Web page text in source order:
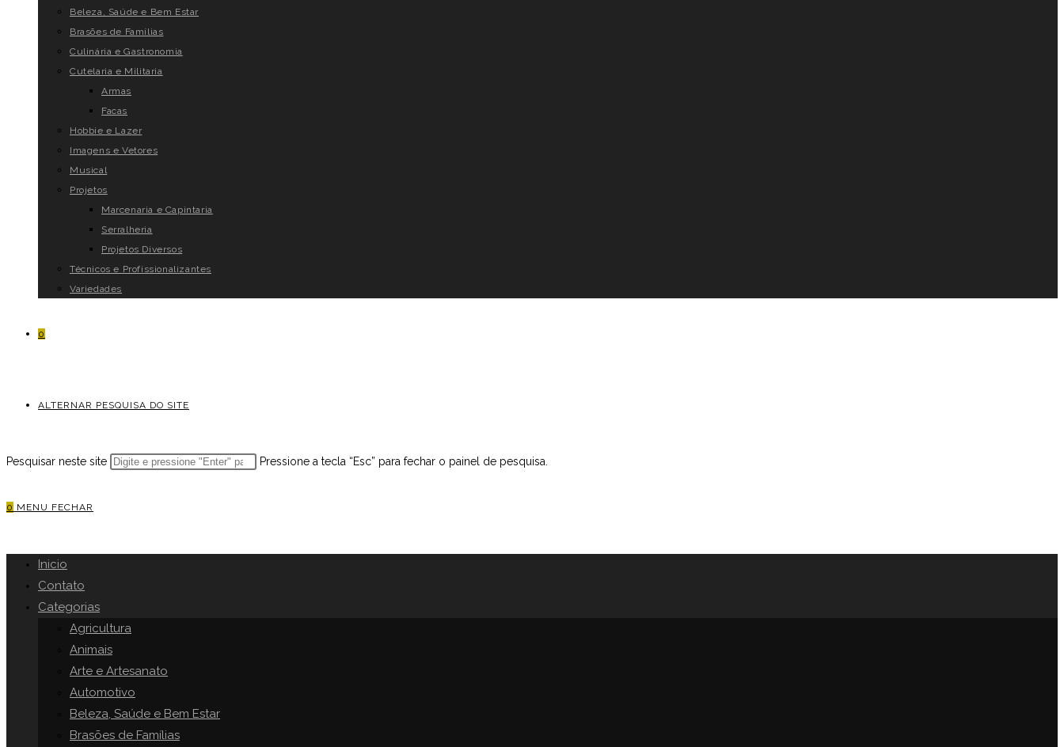
Beleza, Saúde e Bem Estar
Brasões de Famílias
Culinária e Gastronomia
Cutelaria e Militaria
Armas
Facas
Hobbie e Lazer
Imagens e Vetores
Musical
Projetos
Marcenaria e Capintaria
Serralheria
Projetos Diversos
Técnicos e Profissionalizantes
Variedades
0
ALTERNAR PESQUISA DO SITE
Pesquisar neste site Pressione a tecla “Esc” para fechar o painel de pesquisa.
0 MENU FECHAR
Inicio
Contato
Categorias
Agricultura
Animais
Arte e Artesanato
Automotivo
Beleza, Saúde e Bem Estar
Brasões de Famílias